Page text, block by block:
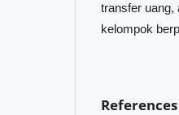
transfer uang,
kelompok
References